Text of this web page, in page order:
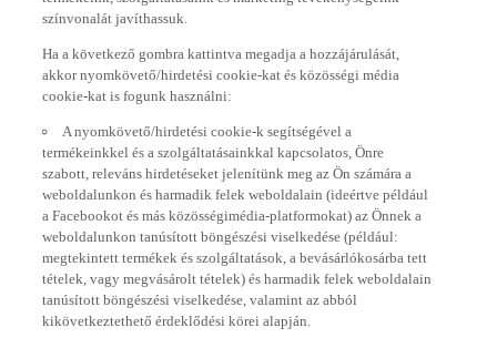
színvonalát javíthassuk.
Ha a következő gombra kattintva megadja a hozzájárulását,
akkor nyomkövető/hirdetési cookie-kat és közösségi média
cookie-kat is fogunk használni:
A nyomkövető/hirdetési cookie-k segítségével a
termékeinkkel és a szolgáltatásainkkal kapcsolatos, Önre
szabott, releváns hirdetéseket jelenítünk meg az Ön számára a
weboldalunkon és harmadik felek weboldalain (ideértve például
a Facebookot és más közösségimédia-platformokat) az Önnek a
weboldalunkon tanúsított böngészési viselkedése (például:
megtekintett termékek és szolgáltatások, a bevásárlókosárba tett
tételek, vagy megvásárolt tételek) és harmadik felek weboldalain
tanúsított böngészési viselkedése, valamint az abból
kikövetkeztethető érdeklődési körei alapján.